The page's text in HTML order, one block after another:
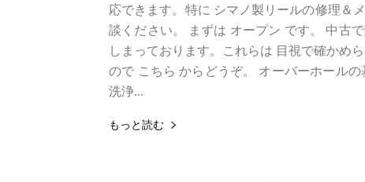
応できます。特に シマノ製リールの修理＆
談ください。 まずは オープン です。 中古
しまっております。これらは 目視で確かめ
ので こちら からどうぞ。 オーバーホール
洗浄...
もっと読む